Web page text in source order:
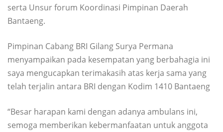
serta Unsur forum Koordinasi Pimpinan Daerah
Bantaeng.
Pimpinan Cabang BRI Gilang Surya Permana
menyampaikan pada kesempatan yang berbahagia ini
saya mengucapkan terimakasih atas kerja sama yang
telah terjalin antara BRI dengan Kodim 1410 Bantaeng
“Besar harapan kami dengan adanya ambulans ini,
semoga memberikan kebermanfaatan untuk anggota